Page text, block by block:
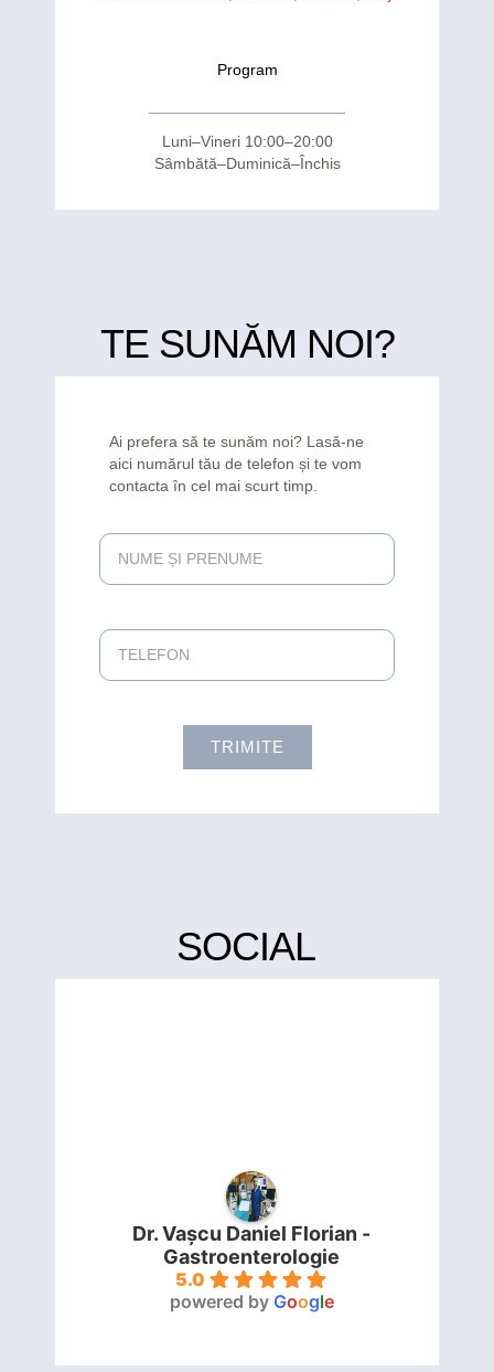
Program
Luni–Vineri 10:00–20:00
Sâmbătă–Duminică–Închis
TE SUNĂM NOI?
Ai prefera să te sunăm noi? Lasă-ne
aici numărul tău de telefon și te vom
contacta în cel mai scurt timp.
TRIMITE
SOCIAL
Dr. Vașcu Daniel Florian -
Gastroenterologie
5.0
powered by Google